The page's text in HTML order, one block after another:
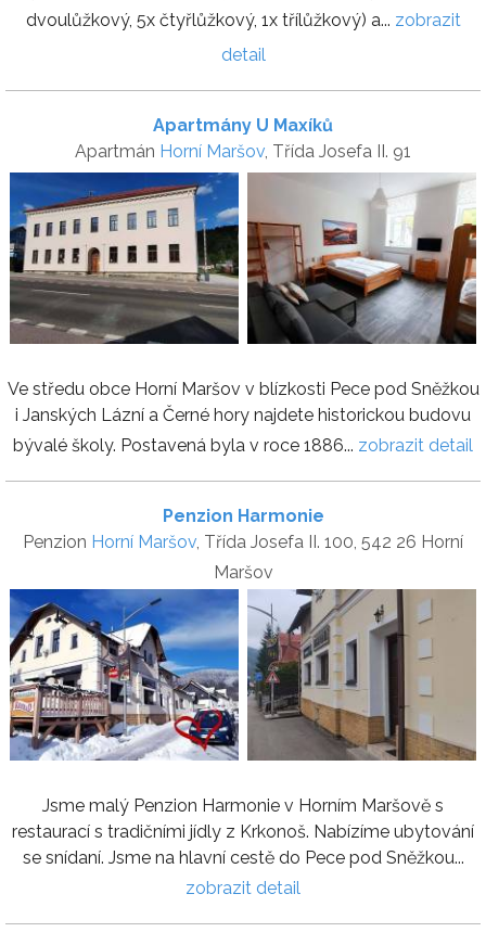
dvoulůžkový, 5x čtyřlůžkový, 1x třílůžkový) a... zobrazit
detail
Apartmány U Maxíků
Apartmán Horní Maršov , Třída Josefa II. 91
Ve středu obce Horní Maršov v blízkosti Pece pod Sněžkou
i Janských Lázní a Černé hory najdete historickou budovu
bývalé školy. Postavená byla v roce 1886... zobrazit detail
Penzion Harmonie
Penzion Horní Maršov, Třída Josefa II. 100, 542 26 Horní
Maršov
Jsme malý Penzion Harmonie v Horním Maršově s
restaurací s tradičními jídly z Krkonoš. Nabízíme ubytování
se snídaní. Jsme na hlavní cestě do Pece pod Sněžkou...
zobrazit detail